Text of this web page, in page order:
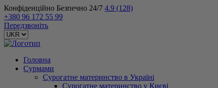
Конфіденційно Безпечно 24/7 4.9 (128)
+380 96 172 55 99
Передзвоніть
Головна
Сурмами
Сурогатне материнство в Україні
Сурогатне материнство у Києві